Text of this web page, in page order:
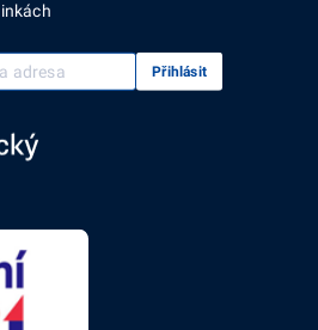
adresa Přihlásit